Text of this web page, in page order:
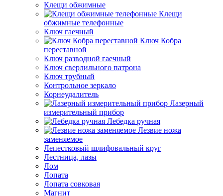
Клещи обжимные
Клещи
обжимные телефонные
Ключ гаечный
Ключ Кобра
переставной
Ключ разводной гаечный
Ключ сверлильного патрона
Ключ трубный
Контрольное зеркало
Корнеудалитель
Лазерный
измерительный прибор
Лебедка ручная
Лезвие ножа
заменяемое
Лепестковый шлифовальный круг
Лестница, лазы
Лом
Лопата
Лопата совковая
Магнит